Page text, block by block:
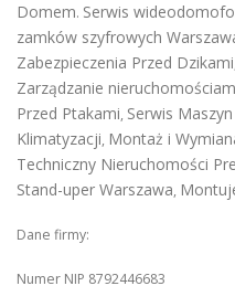
Domem. Serwis
zamków szyfrowych
Zabezpieczenia Przed Dzikami
Zarządzanie
Przed Ptakami, Serwis
Klimatyzacji, Montaż i
Techniczny Nieruchomości
Stand-uper Warszawa,
Dane firmy:
Numer NIP 8792446683